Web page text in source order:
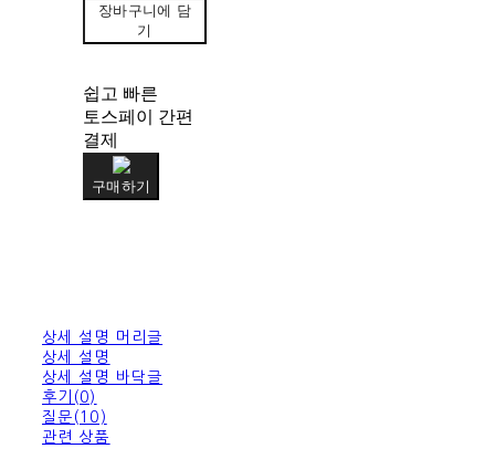
장바구니에 담
기
쉽고 빠른
토스페이 간편
결제
구매하기
상세 설명 머리글
상세 설명
상세 설명 바닥글
후기(0)
질문(10)
관련 상품